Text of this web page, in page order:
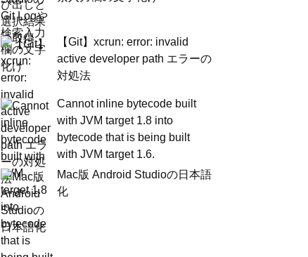
【Git】xcrun: error: invalid
active developer path エラーの
対処法
Cannot inline bytecode built
with JVM target 1.8 into
bytecode that is being built
with JVM target 1.6.
Mac版 Android Studioの日本語
化